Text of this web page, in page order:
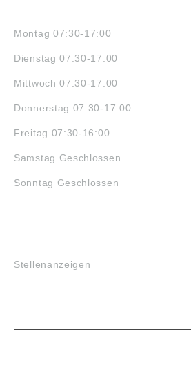
Montag 07:30-17:00
Dienstag 07:30-17:00
Mittwoch 07:30-17:00
Donnerstag 07:30-17:00
Freitag 07:30-16:00
Samstag Geschlossen
Sonntag Geschlossen
Stellenanzeigen